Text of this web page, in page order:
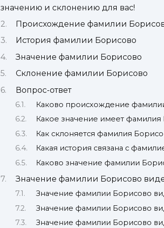
значению и склонению для вас!
Происхождение фамилии
История фамилии Борисово
Значение фамилии Борисово
Склонение фамилии Борисово
Вопрос-ответ
Каково происхождение
Какое значение имеет фамилия
Как склоняется фамилия
Какая история связана с
Каково значение фамилии
Значение фамилии Борисово
Значение фамилии Борисово
Значение фамилии Борисово
Значение фамилии Борисово